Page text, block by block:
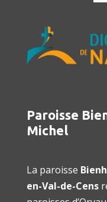
Paroisse
Michel
La paroisse
en-Val-de-Cens